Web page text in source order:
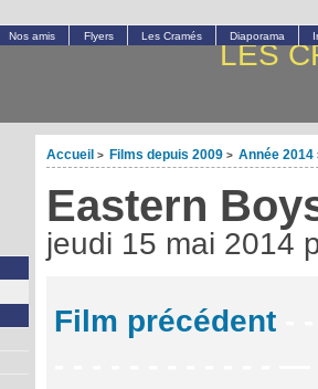
LES
Accueil > Films depuis 2009 > Année 2014
Eastern
jeudi 15 mai 2014
Film précédent
Nos amis Flyers Les Cramés Diaporama